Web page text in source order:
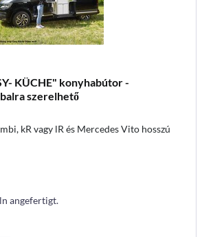
KÜCHE" konyhabútor -
szerelhető
kR vagy lR és Mercedes Vito hosszú
angefertigt.